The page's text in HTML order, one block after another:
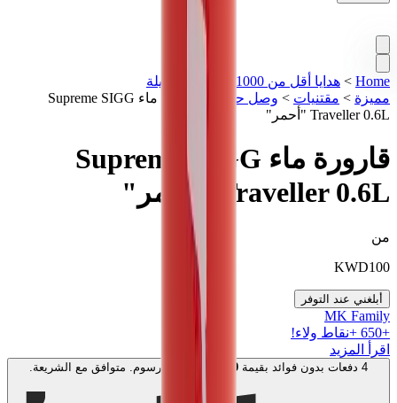
Home
> هدايا أقل من 1000 درهم
تشكيلة
مميزة > مقتنيات > وصل حديثاً
قارورة ماء Supreme SIGG
Traveller 0.6L "أحمر"
قارورة ماء Supreme SIGG
Traveller 0.6L "أحمر"
من
KWD100
أبلغني عند التوفر
MK Family
+
650 +نقاط ولاء!
اقرأ المزيد
4 دفعات بدون فوائد بقيمة 50
. بدون رسوم. متوافق مع الشريعة.